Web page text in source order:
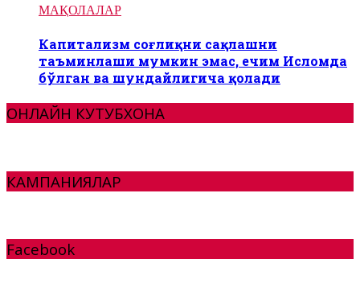
МАҚОЛАЛАР
Капитализм соғлиқни сақлашни
таъминлаши мумкин эмас, ечим Исломда
бўлган ва шундайлигича қолади
ОНЛАЙН КУТУБХОНА
КАМПАНИЯЛАР
Facebook